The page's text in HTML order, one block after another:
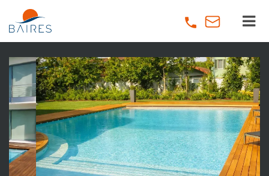
main
content